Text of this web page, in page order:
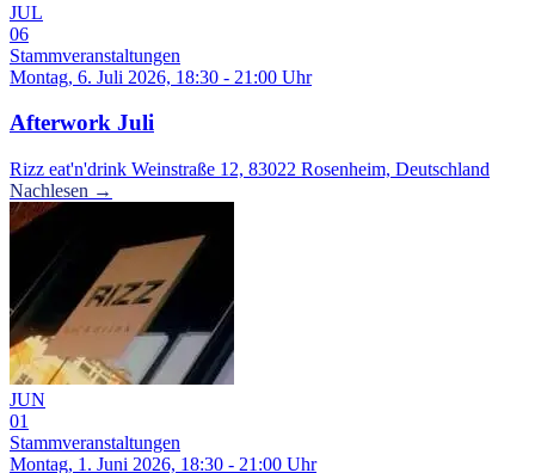
JUL
06
Stammveranstaltungen
Montag, 6. Juli 2026, 18:30 - 21:00 Uhr
Afterwork Juli
Rizz eat'n'drink Weinstraße 12, 83022 Rosenheim, Deutschland
Nachlesen →
JUN
01
Stammveranstaltungen
Montag, 1. Juni 2026, 18:30 - 21:00 Uhr